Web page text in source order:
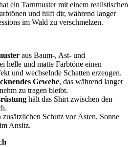
ein Tarnmuster mit einem realistischen
und hilft dir, während langer
im Wald zu verschmelzen.
aus Baum-, Ast- und
helle und matte Farbtöne einen
und wechselnde Schatten erzeugen.
Gewebe, das während langer
zu tragen bleibt.
hält das Shirt zwischen den
zusätzlichen Schutz vor Ästen, Sonne
Ansitz.